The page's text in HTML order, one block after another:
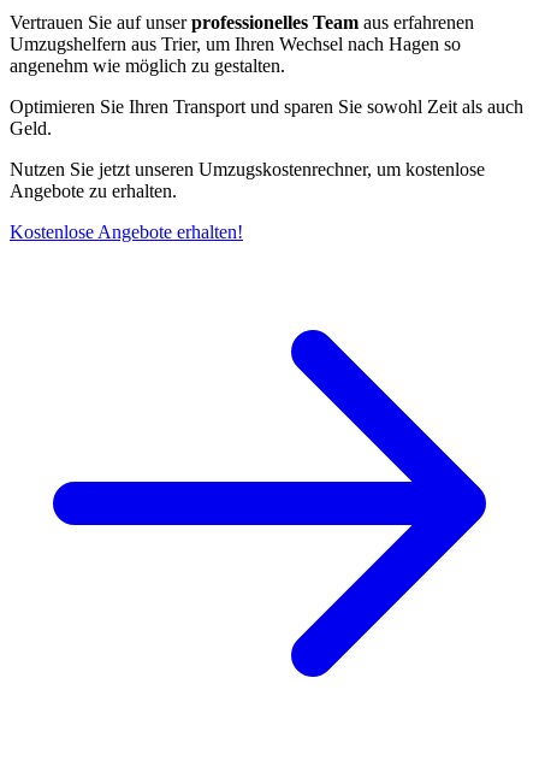
Vertrauen Sie auf unserprofessionelles Team aus erfahrenen
Umzugshelfern aus Trier, um Ihren Wechsel nach Hagen so
angenehm wie möglich zu gestalten.
Optimieren Sie Ihren Transport und sparen Sie sowohl Zeit als auch
Geld.
Nutzen Sie jetzt unseren Umzugskostenrechner, um kostenlose
Angebote zu erhalten.
Kostenlose Angebote erhalten!